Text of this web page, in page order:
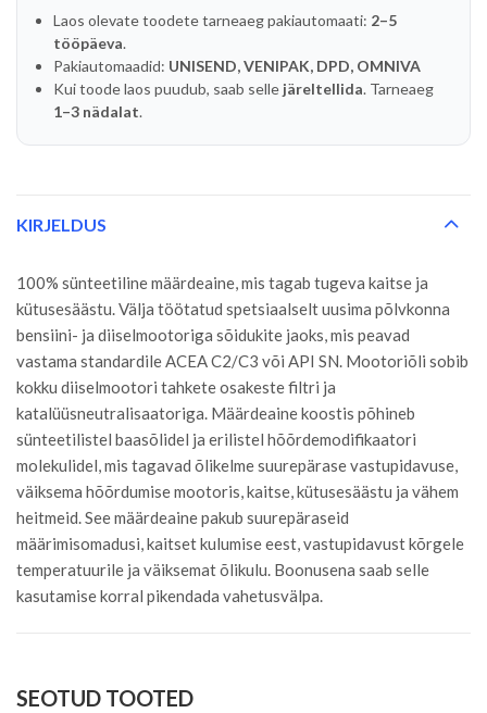
Laos olevate toodete tarneaeg pakiautomaati: 2–5
tööpäeva.
Pakiautomaadid: UNISEND, VENIPAK, DPD, OMNIVA
Kui toode laos puudub, saab selle järeltellida. Tarneaeg
1–3 nädalat.
KIRJELDUS
100% sünteetiline määrdeaine, mis tagab tugeva kaitse ja
kütusesäästu. Välja töötatud spetsiaalselt uusima põlvkonna
bensiini- ja diiselmootoriga sõidukite jaoks, mis peavad
vastama standardile ACEA C2/C3 või API SN. Mootoriõli sobib
kokku diiselmootori tahkete osakeste filtri ja
katalüüsneutralisaatoriga. Määrdeaine koostis põhineb
sünteetilistel baasõlidel ja erilistel hõõrdemodifikaatori
molekulidel, mis tagavad õlikelme suurepärase vastupidavuse,
väiksema hõõrdumise mootoris, kaitse, kütusesäästu ja vähem
heitmeid. See määrdeaine pakub suurepäraseid
määrimisomadusi, kaitset kulumise eest, vastupidavust kõrgele
temperatuurile ja väiksemat õlikulu. Boonusena saab selle
kasutamise korral pikendada vahetusvälpa.
SEOTUD TOOTED